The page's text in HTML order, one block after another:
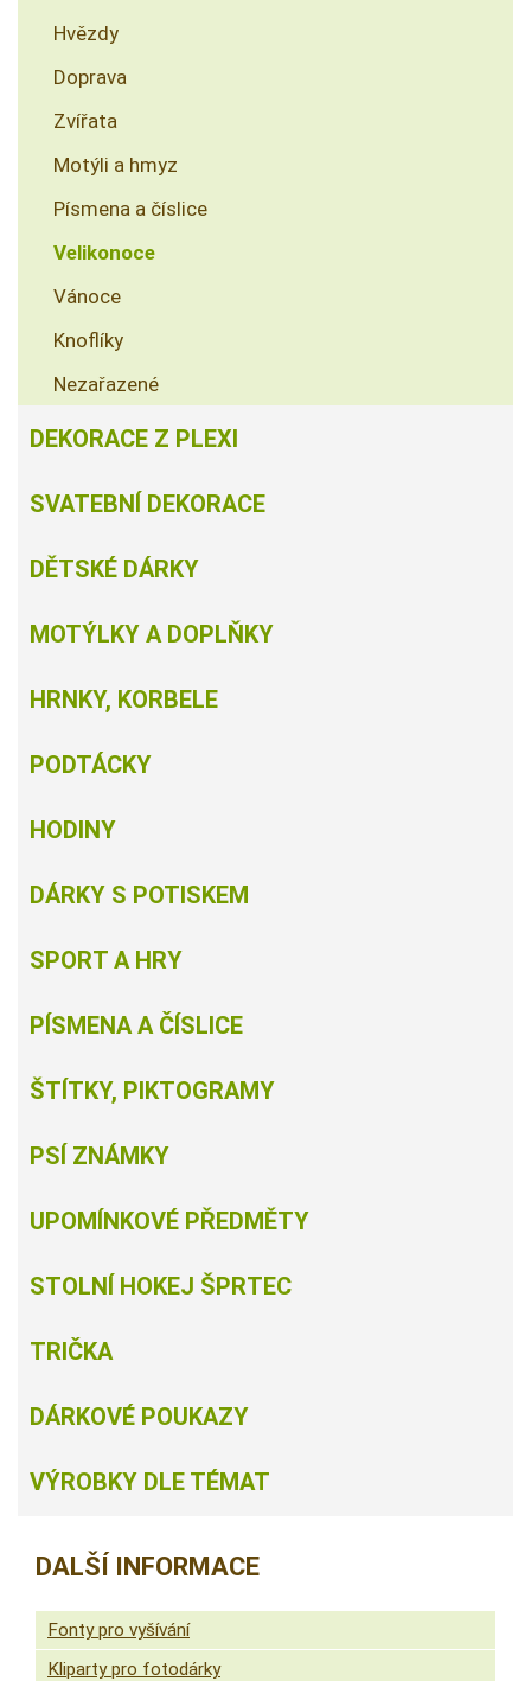
Hvězdy
Doprava
Zvířata
Motýli a hmyz
Písmena a číslice
Velikonoce
Vánoce
Knoflíky
Nezařazené
DEKORACE Z PLEXI
SVATEBNÍ DEKORACE
DĚTSKÉ DÁRKY
MOTÝLKY A DOPLŇKY
HRNKY, KORBELE
PODTÁCKY
HODINY
DÁRKY S POTISKEM
SPORT A HRY
PÍSMENA A ČÍSLICE
ŠTÍTKY, PIKTOGRAMY
PSÍ ZNÁMKY
UPOMÍNKOVÉ PŘEDMĚTY
STOLNÍ HOKEJ ŠPRTEC
TRIČKA
DÁRKOVÉ POUKAZY
VÝROBKY DLE TÉMAT
DALŠÍ INFORMACE
Fonty pro vyšívání
Kliparty pro fotodárky